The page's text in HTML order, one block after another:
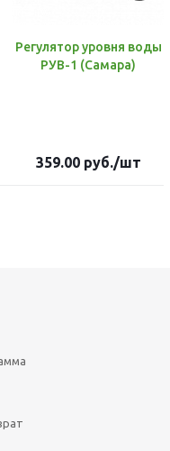
Регулятор уровня воды
РУВ-1 (Самара)
359.00руб./шт